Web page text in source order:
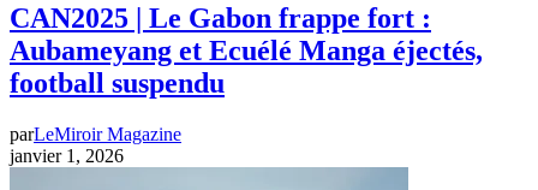
CAN2025 | Le Gabon frappe fort :
Aubameyang et Ecuélé Manga éjectés,
football suspendu
parLeMiroir Magazine
janvier 1, 2026